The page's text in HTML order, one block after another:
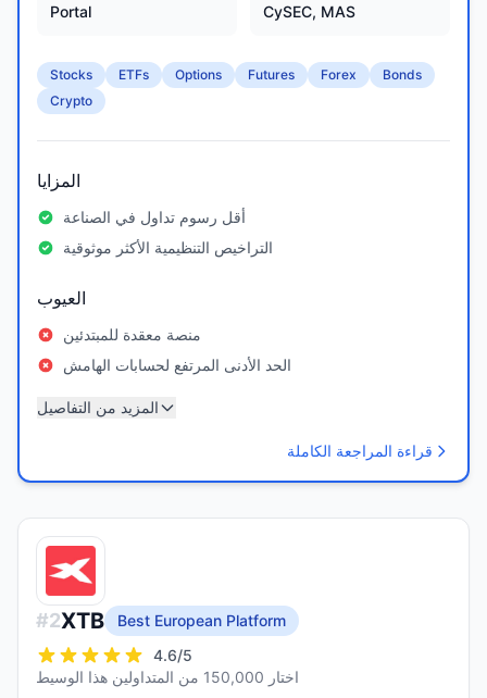
Portal
CySEC, MAS
Stocks ETFs Options Futures Forex
Bonds
Crypto
المزايا
أقل رسوم تداول في الصناعة
التراخيص التنظيمية الأكثر موثوقية
العيوب
منصة معقدة للمبتدئين
الحد الأدنى المرتفع لحسابات الهامش
المزيد من التفاصيل
قراءة المراجعة الكاملة
#2XTB
Best European Platform
4.6/5
اختار 150,000 من المتداولين هذا الوسيط